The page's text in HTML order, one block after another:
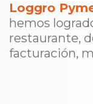
Loggro
hemos
restaurante,
facturación,